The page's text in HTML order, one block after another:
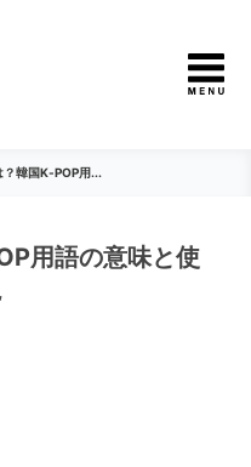
？韓国K-POP用...
用語の意味と使